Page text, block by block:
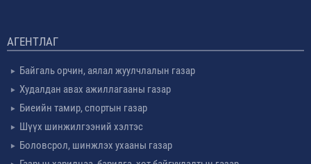
АГЕНТЛАГ
Байгаль орчин, аялал жуулчлалын газар
Худалдан авах ажиллагааны газар
Биеийн тамир, спортын газар
Шүүх шинжилгээний хэлтэс
Боловсрол, шинжлэх ухааны газар